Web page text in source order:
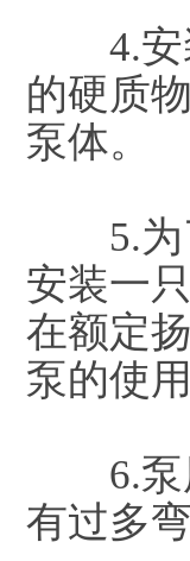
4.安装
的硬质
泵体。
5.为了
安装一
在额定
泵的使
6.泵用
有过多